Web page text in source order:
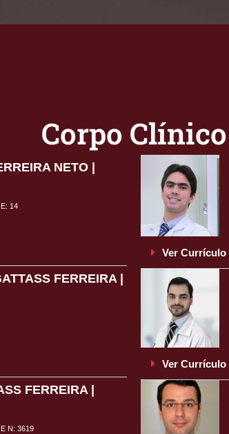
Corpo Clínico
NETO |
14
FERREIRA |
FERREIRA |
N: 3619
Ver Currículo
Ver Currículo